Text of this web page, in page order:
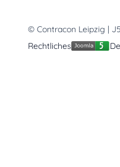
© Contracon Leipzig |
Rechtliches